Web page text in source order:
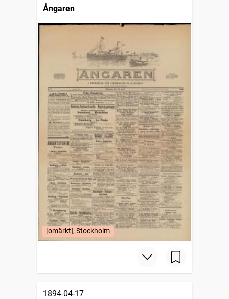
Ångaren
[omärkt], Stockholm
1894-04-17